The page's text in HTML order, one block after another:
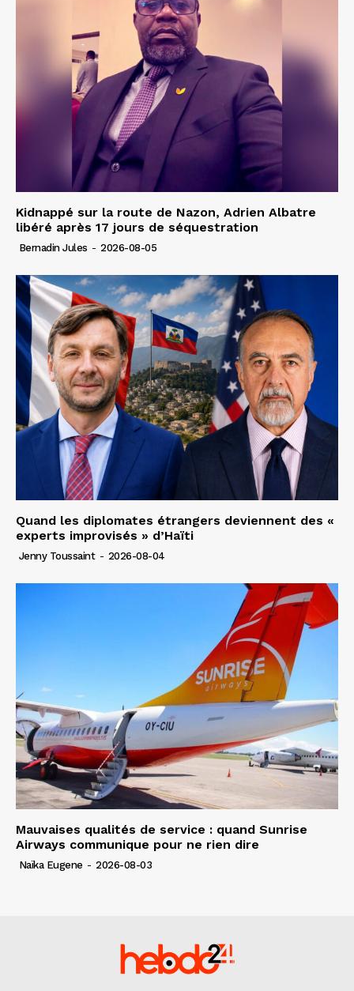
Kidnappé sur la route de Nazon, Adrien Albatre
libéré après 17 jours de séquestration
Bernadin Jules - 2026-08-05
Quand les diplomates étrangers deviennent des «
experts improvisés » d’Haïti
Jenny Toussaint - 2026-08-04
Mauvaises qualités de service : quand Sunrise
Airways communique pour ne rien dire
Naïka Eugene - 2026-08-03